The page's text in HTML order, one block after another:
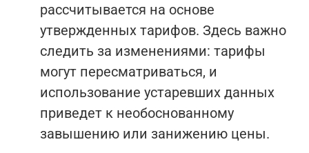
рассчитывается на основе
утвержденных тарифов. Здесь важно
следить за изменениями: тарифы
могут пересматриваться, и
использование устаревших данных
приведет к необоснованному
завышению или занижению цены.